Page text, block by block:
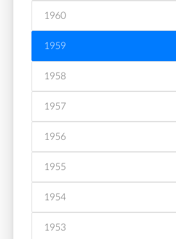
1960
1959
1958
1957
1956
1955
1954
1953